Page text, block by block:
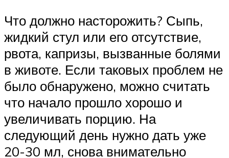
Что должно насторожить? Сыпь,
жидкий стул или его отсутствие,
рвота, капризы, вызванные болями
в животе. Если таковых проблем не
было обнаружено, можно считать
что начало прошло хорошо и
увеличивать порцию. На
следующий день нужно дать уже
20-30 мл, снова внимательно